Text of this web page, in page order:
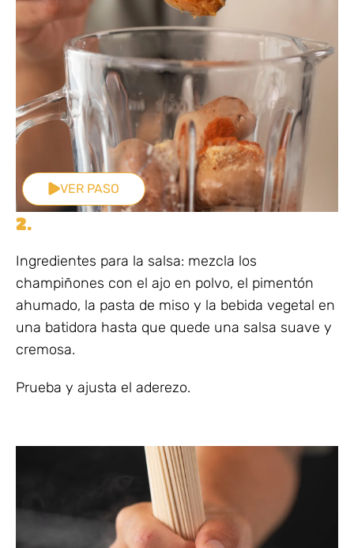
VER PASO
2.
Ingredientes para la salsa: mezcla los
champiñones con el ajo en polvo, el pimentón
ahumado, la pasta de miso y la bebida vegetal en
una batidora hasta que quede una salsa suave y
cremosa.
Prueba y ajusta el aderezo.